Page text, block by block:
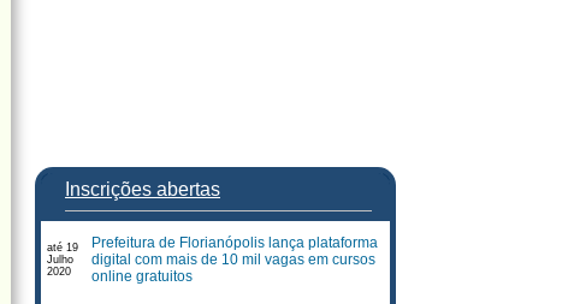
Inscrições abertas
até 19
Julho
2020
Prefeitura de Florianópolis lança plataforma
digital com mais de 10 mil vagas em cursos
online gratuitos